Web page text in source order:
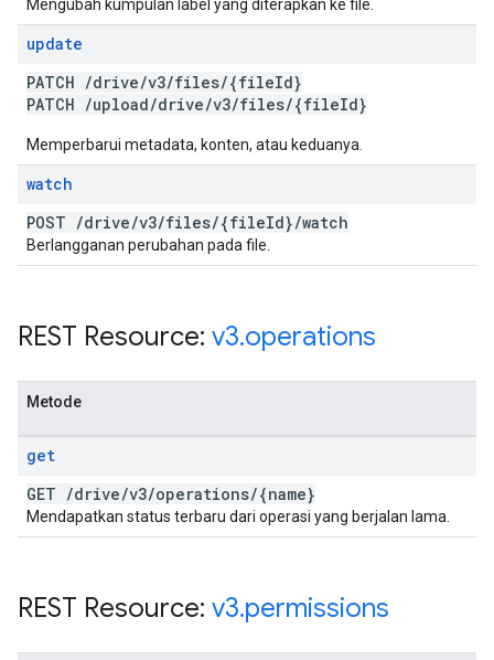
Mengubah kumpulan label yang diterapkan ke file.
update
PATCH /drive/v3/files/{fileId}
PATCH /upload/drive/v3/files/{fileId}
Memperbarui metadata, konten, atau keduanya.
watch
POST /drive/v3/files/{fileId}/watch
Berlangganan perubahan pada file.
REST Resource: v3.operations
Metode
get
GET /drive/v3/operations/{name}
Mendapatkan status terbaru dari operasi yang berjalan lama.
REST Resource: v3.permissions